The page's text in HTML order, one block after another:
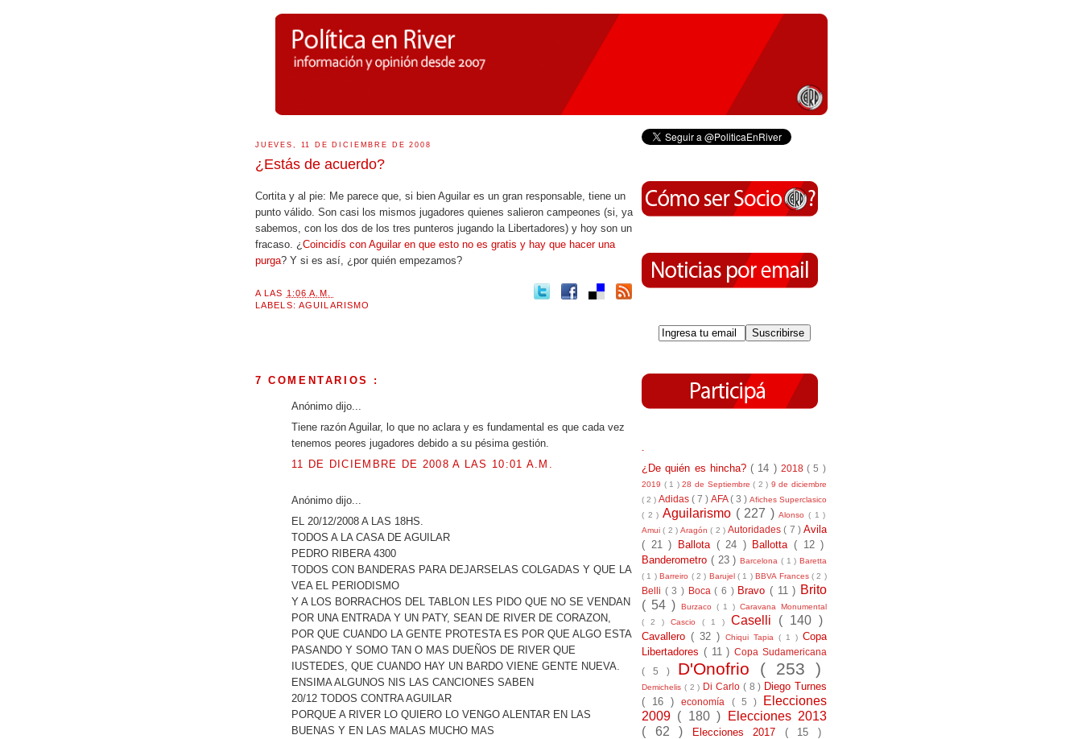
JUEVES, 11 DE DICIEMBRE DE 2008
¿Estás de acuerdo?
Cortita y al pie: Me parece que, si bien Aguilar es un gran responsable, tiene un
punto válido. Son casi los mismos jugadores quienes salieron campeones (si, ya
sabemos, con los dos de los tres punteros jugando la Libertadores) y hoy son un
fracaso. ¿ Coincidís con Aguilar en que esto no es gratis y hay que hacer una
purga? Y si es así, ¿por quién empezamos?
A LAS 1:06 A.M.
LABELS: AGUILARISMO
7 COMENTARIOS :
Anónimo dijo...
Tiene razón Aguilar, lo que no aclara y es fundamental es que cada vez
tenemos peores jugadores debido a su pésima gestión.
11 DE DICIEMBRE DE 2008 A LAS 10:01 A.M.
Anónimo dijo...
EL 20/12/2008 A LAS 18HS.
TODOS A LA CASA DE AGUILAR
PEDRO RIBERA 4300
TODOS CON BANDERAS PARA DEJARSELAS COLGADAS Y QUE LA
VEA EL PERIODISMO
Y A LOS BORRACHOS DEL TABLON LES PIDO QUE NO SE VENDAN
POR UNA ENTRADA Y UN PATY, SEAN DE RIVER DE CORAZON,
POR QUE CUANDO LA GENTE PROTESTA ES POR QUE ALGO ESTA
PASANDO Y SOMO TAN O MAS DUEÑOS DE RIVER QUE
IUSTEDES, QUE CUANDO HAY UN BARDO VIENE GENTE NUEVA.
ENSIMA ALGUNOS NIS LAS CANCIONES SABEN
20/12 TODOS CONTRA AGUILAR
PORQUE A RIVER LO QUIERO LO VENGO ALENTAR EN LAS
BUENAS Y EN LAS MALAS MUCHO MAS
-
¿De quién es hincha?( 14 ) 2018( 5 )
2019 ( 1 )28 de Septiembre( 2 ) 9 de diciembre
( 2 ) Adidas ( 7 ) AFA( 3 ) Afiches Superclasico
( 2 ) Aguilarismo ( 227 )Alonso( 1 )
Amui( 2 ) Aragón( 2 ) Autoridades( 7 ) Avila
( 21 )
Ballota ( 24 ) Ballotta( 12 )
Banderometro ( 23 ) Barcelona ( 1 ) Baretta
( 1 )Barreiro ( 2 ) Barujel ( 1 )BBVA Frances ( 2 )
Belli ( 3 ) Boca( 6 ) Bravo( 11 ) Brito
( 54 )
Burzaco ( 1 )Caravana Monumental
( 2 ) Cascio ( 1 ) Caselli ( 140 )
Cavallero ( 32 ) Chiqui Tapia ( 1 ) Copa
Libertadores ( 11 )Copa Sudamericana
( 5 ) D'Onofrio ( 253 )
Demichelis ( 2 ) Di Carlo ( 8 ) Diego Turnes
( 16 )economía ( 5 )
Elecciones
2009 ( 180 )
Elecciones 2013
( 62 )
Elecciones 2017 ( 15 )